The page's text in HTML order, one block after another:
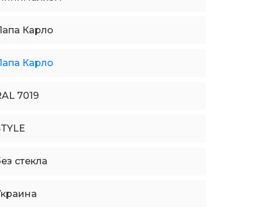
Карло
Карло
7019
стекла